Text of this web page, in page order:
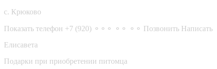
с. Крюково
Показать телефон +7 (920) ⚬⚬⚬ ⚬⚬ ⚬⚬ Позвонить Написать
Елисавета
Подарки при приобретении питомца